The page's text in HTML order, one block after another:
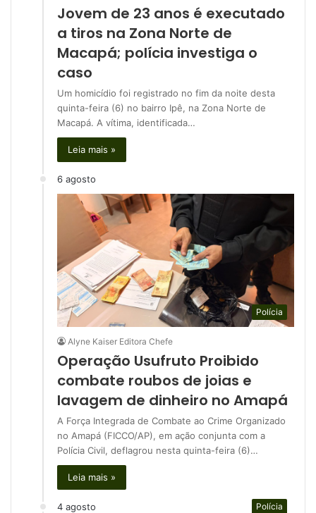
Jovem de 23 anos é executado
a tiros na Zona Norte de
Macapá; polícia investiga o
caso
Um homicídio foi registrado no fim da noite desta
quinta-feira (6) no bairro Ipê, na Zona Norte de
Macapá. A vítima, identificada…
Leia mais »
6 agosto
Polícia
Alyne Kaiser Editora Chefe
Operação Usufruto Proibido
combate roubos de joias e
lavagem de dinheiro no Amapá
A Força Integrada de Combate ao Crime Organizado
no Amapá (FICCO/AP), em ação conjunta com a
Polícia Civil, deflagrou nesta quinta-feira (6)…
Leia mais »
4 agosto Polícia